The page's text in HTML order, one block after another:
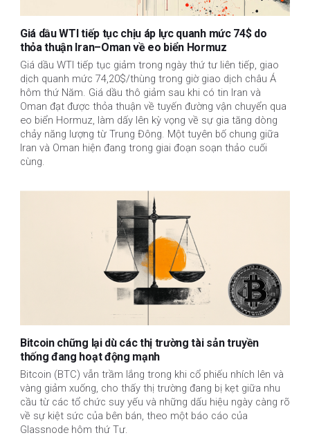
Giá dầu WTI tiếp tục chịu áp lực quanh mức 74$ do
thỏa thuận Iran–Oman về eo biển Hormuz
Giá dầu WTI tiếp tục giảm trong ngày thứ tư liên tiếp, giao
dịch quanh mức 74,20$/thùng trong giờ giao dịch châu Á
hôm thứ Năm. Giá dầu thô giảm sau khi có tin Iran và
Oman đạt được thỏa thuận về tuyến đường vận chuyển qua
eo biển Hormuz, làm dấy lên kỳ vọng về sự gia tăng dòng
chảy năng lượng từ Trung Đông. Một tuyên bố chung giữa
Iran và Oman hiện đang trong giai đoạn soạn thảo cuối
cùng.
Bitcoin chững lại dù các thị trường tài sản truyền
thống đang hoạt động mạnh
Bitcoin (BTC) vẫn trầm lắng trong khi cổ phiếu nhích lên và
vàng giảm xuống, cho thấy thị trường đang bị kẹt giữa nhu
cầu từ các tổ chức suy yếu và những dấu hiệu ngày càng rõ
về sự kiệt sức của bên bán, theo một báo cáo của
Glassnode hôm thứ Tư.